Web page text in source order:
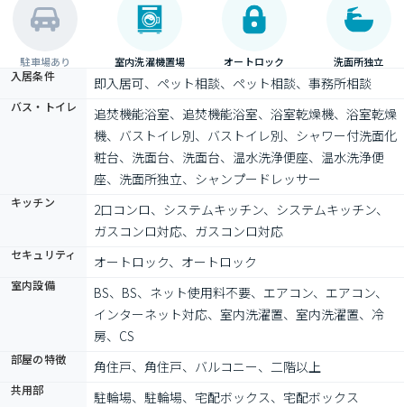
駐車場あり 室内洗濯機置場 オートロック 洗面所独立
入居条件 即入居可、ペット相談、ペット相談、事務所相談
バス・トイレ
追焚機能浴室、追焚機能浴室、浴室乾燥機、浴室乾燥
機、バストイレ別、バストイレ別、シャワー付洗面化
粧台、洗面台、洗面台、温水洗浄便座、温水洗浄便
座、洗面所独立、シャンプードレッサー
キッチン
2口コンロ、システムキッチン、システムキッチン、
ガスコンロ対応、ガスコンロ対応
セキュリティ オートロック、オートロック
室内設備
BS、BS、ネット使用料不要、エアコン、エアコン、
インターネット対応、室内洗濯置、室内洗濯置、冷
房、CS
部屋の特徴 角住戸、角住戸、バルコニー、二階以上
共用部 駐輪場、駐輪場、宅配ボックス、宅配ボックス